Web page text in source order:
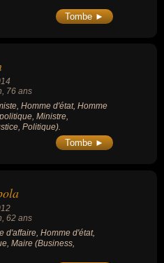
Tombe ►
, 76 ans
Homme d'état, Homme
Ministre,
Politique).
Tombe ►
, 62 ans
d'affaire, Homme d'état,
Maire (Business,